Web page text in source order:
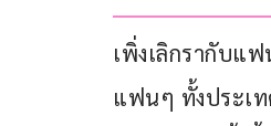
เพิ่งเลิกรากับแ
แฟนๆ ทั้งประเท